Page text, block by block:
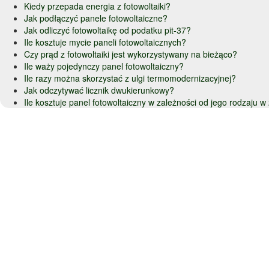
Kiedy przepada energia z fotowoltaiki?
Jak podłączyć panele fotowoltaiczne?
Jak odliczyć fotowoltaikę od podatku pit-37?
Ile kosztuje mycie paneli fotowoltaicznych?
Czy prąd z fotowoltaiki jest wykorzystywany na bieżąco?
Ile waży pojedynczy panel fotowoltaiczny?
Ile razy można skorzystać z ulgi termomodernizacyjnej?
Jak odczytywać licznik dwukierunkowy?
Ile kosztuje panel fotowoltaiczny w zależności od jego rodzaju w